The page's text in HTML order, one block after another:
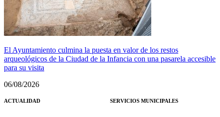
El Ayuntamiento culmina la puesta en valor de los restos
arqueológicos de la Ciudad de la Infancia con una pasarela accesible
para su visita
06/08/2026
ACTUALIDAD SERVICIOS MUNICIPALES